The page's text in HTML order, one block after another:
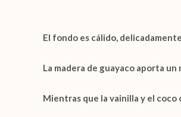
El fondo es cálido,
La madera de guayaco aporta un
Mientras que la vainilla y el coco